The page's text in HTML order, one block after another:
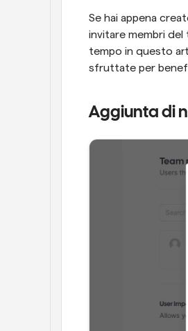
Se hai appena
invitare membri
tempo in questo
sfruttate per
Aggiunta di